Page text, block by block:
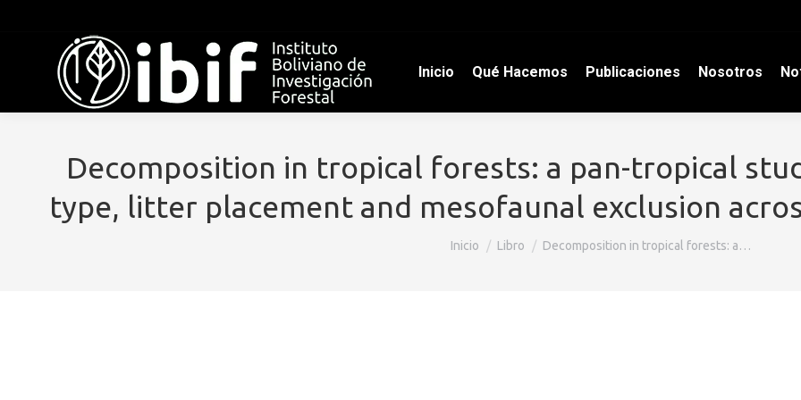
Inicio Qué Hacemos Publicaciones Nosotros
Decomposition in tropical forests: a pan-tropical
type, litter placement and mesofaunal exclusion
Estás aquí:
Inicio Libro Decomposition in tropical forests: a…